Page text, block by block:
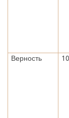
Верность